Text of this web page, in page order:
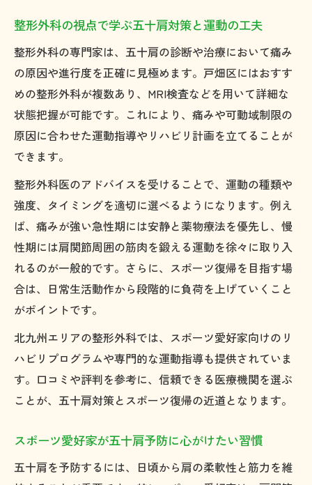
スポーツ愛好家が実践したい五十肩予防習
慣
整形外科と連携した五十肩の早期チェック
方法
五十肩になりにくい肩関節のセルフケア術
五十肩克服を支える多角的アプローチ
せ
整形外科と鍼灸接骨院の併用による五十肩
改善
五十肩改善に役立つ多職種連携の重要性と
は
リハビリとセルフケアで五十肩からの早期
五十肩克服を支える家族や専門家のサポー
ト体制
整形外科の視点で学ぶ五十肩対策と運動の工夫
整形外科の専門家は、五十肩の診断や治療において痛み
の原因や進行度を正確に見極めます。戸畑区にはおすす
めの整形外科が複数あり、MRI検査などを用いて詳細な
状態把握が可能です。これにより、痛みや可動域制限の
原因に合わせた運動指導やリハビリ計画を立てることが
できます。
整形外科医のアドバイスを受けることで、運動の種類や
強度、タイミングを適切に選べるようになります。例え
ば、痛みが強い急性期には安静と薬物療法を優先し、慢
性期には肩関節周囲の筋肉を鍛える運動を徐々に取り入
れるのが一般的です。さらに、スポーツ復帰を目指す場
合は、日常生活動作から段階的に負荷を上げていくこと
がポイントです。
北九州エリアの整形外科では、スポーツ愛好家向けのリ
ハビリプログラムや専門的な運動指導も提供されていま
す。口コミや評判を参考に、信頼できる医療機関を選ぶ
ことが、五十肩対策とスポーツ復帰の近道となります。
スポーツ愛好家が五十肩予防に心がけたい習慣
五十肩を予防するには、日頃から肩の柔軟性と筋力を維